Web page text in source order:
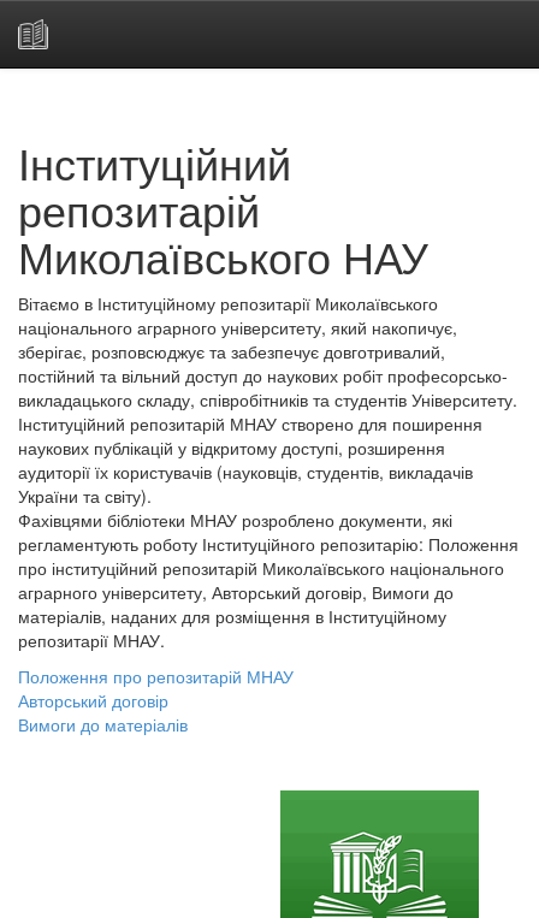
Інституційний
репозитарій
Миколаївського НАУ
Вітаємо в Інституційному репозитарії Миколаївського
національного аграрного університету, який накопичує,
зберігає, розповсюджує та забезпечує довготривалий,
постійний та вільний доступ до наукових робіт професорсько-
викладацького складу, співробітників та студентів Університету.
Інституційний репозитарій МНАУ створено для поширення
наукових публікацій у відкритому доступі, розширення
аудиторії їх користувачів (науковців, студентів, викладачів
України та світу).
Фахівцями бібліотеки МНАУ розроблено документи, які
регламентують роботу Інституційного репозитарію: Положення
про інституційний репозитарій Миколаївського національного
аграрного університету, Авторський договір, Вимоги до
матеріалів, наданих для розміщення в Інституційному
репозитарії МНАУ.
Положення про репозитарій МНАУ
Авторський договір
Вимоги до матеріалів